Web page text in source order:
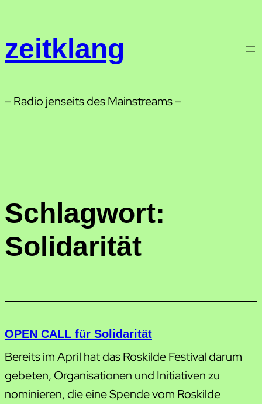
springen
zeitklang
– Radio jenseits des Mainstreams –
Schlagwort:
Solidarität
OPEN CALL für Solidarität
Bereits im April hat das Roskilde Festival darum
gebeten, Organisationen und Initiativen zu
nominieren, die eine Spende vom Roskilde